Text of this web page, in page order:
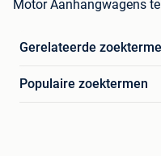
Motor Aanhangwagens
Gerelateerde
Populaire zoektermen